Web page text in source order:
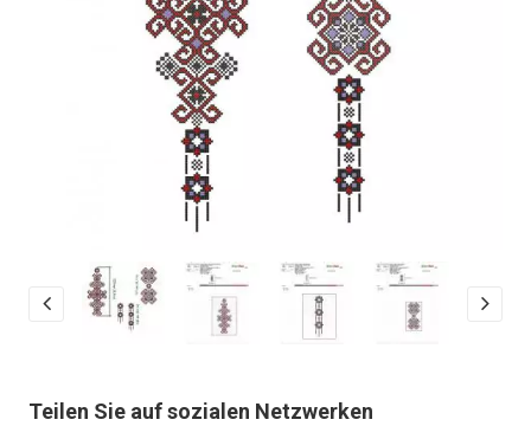
Teilen Sie auf sozialen Netzwerken